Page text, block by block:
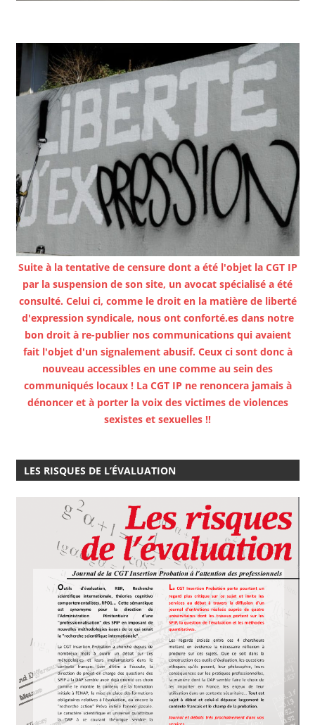
Suite à la tentative de censure dont a été l'objet la CGT IP
par la suspension de son site, un avocat spécialisé a été
consulté. Celui ci, comme le droit en la matière de liberté
d'expression syndicale, nous ont conforté.es dans notre
bon droit à re-publier nos communications qui avaient
fait l'objet d'un signalement abusif. Ceux ci sont donc à
nouveau accessibles en une comme au sein des
communiqués locaux ! La CGT IP ne renoncera jamais à
dénoncer et à porter la voix des victimes de violences
sexistes et sexuelles !!
LES RISQUES DE L’ÉVALUATION